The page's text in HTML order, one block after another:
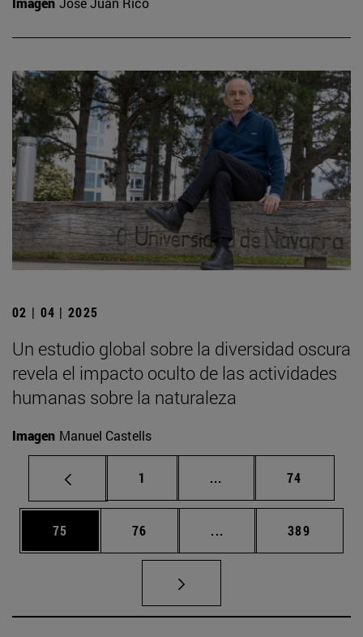
02 | 04 | 2025
Un estudio global sobre la diversidad oscura
revela el impacto oculto de las actividades
humanas sobre la naturaleza
Imagen Manuel Castells
Página
1 ... Páginas intermedias
Página
74
Página
75 Página
76 ... Páginas intermedias
Página
389